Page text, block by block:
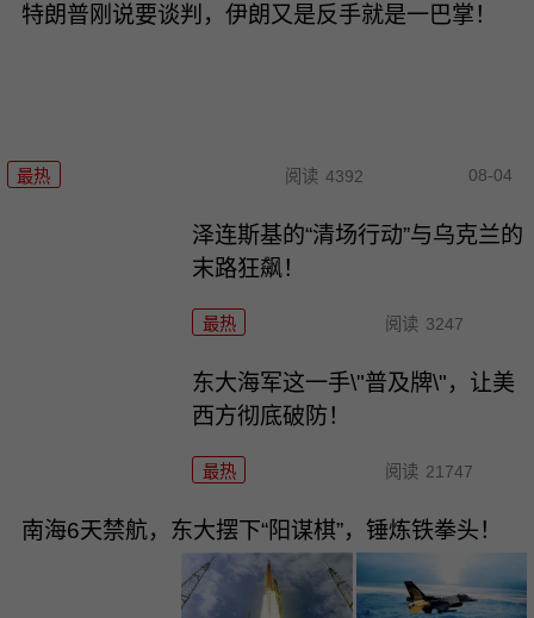
特朗普刚说要谈判，伊朗又是反手就是一巴掌！
最热 阅读 4392 08-04
泽连斯基的“清场行动”与乌克兰的
末路狂飙！
最热 阅读 3247
东大海军这一手\"普及牌\"，让美
西方彻底破防！
最热 阅读 21747
南海6天禁航，东大摆下“阳谋棋”，锤炼铁拳头！